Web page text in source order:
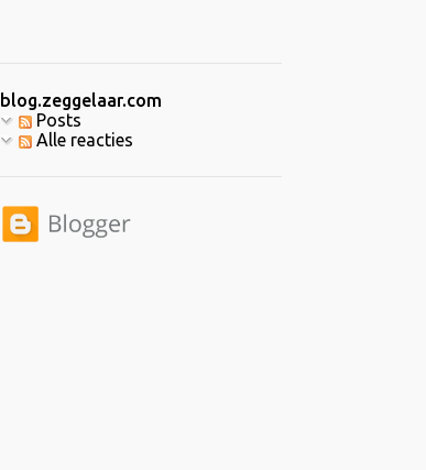
blog.zeggelaar.com
Posts
Alle reacties